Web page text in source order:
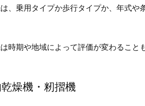
、乗用タイプか歩行タイプか、年式
時期や地域によって評価が変わること
燥機・籾摺機